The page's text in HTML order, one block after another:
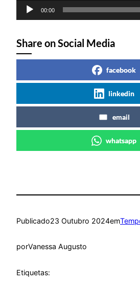
Reprodutor
de
00:00
Share on Social Media
facebook
linkedin
email
whatsapp
Publicado23 Outubro 2024em
porVanessa Augusto
Etiquetas: